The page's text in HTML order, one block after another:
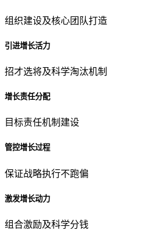
组织建设及核心团队打造
引进增长活力
招才选将及科学淘汰机制
增长责任分配
目标责任机制建设
管控增长过程
保证战略执行不跑偏
激发增长动力
组合激励及科学分钱